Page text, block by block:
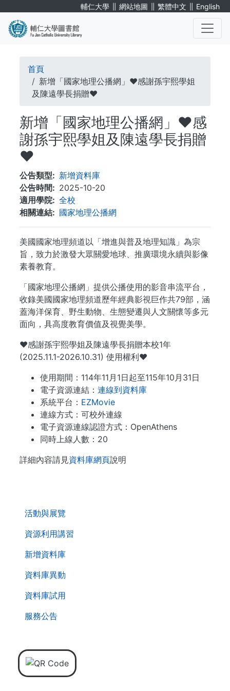
輔仁大學 ∥ 網站地圖 ∥ 繁體中文 ∥ English
活動與展覽
資源利用講習
新增資料庫
資料庫異動
資料庫試用
服務公告
導
航
結
首頁
新增「國家地理公播網」❤️感謝孫宇熙學姐
及陳遠學長捐贈❤️
新增「國家地理公播網」❤️感
謝孫宇熙學姐及陳遠學長捐贈
❤️
公告類型
新增資料庫
公告時間
2025-10-20
適用學院
全校
相關連結
國家地理公播網
美國國家地理頻道以「增進與普及地理知識」為宗
旨，致力於激發大眾關愛地球、推廣環境永續與影像
素養教育。
「國家地理公播網」提供公播使用的影音串流平台，
收錄美國國家地理頻道歷年經典影視巨作共79部，涵
蓋海洋保育、野生動物、生態變遷與人文關懷等多元
面向，具高度教育價值及視覺美學。
❤️感謝孫宇熙學姐及陳遠學長捐贈本校1年
(2025.11.1-2026.10.31) 使用權利❤️
使用期間：114年11月1日起至115年10月31日
電子資源連結： 連線到資料庫
系統平台： EZMovie
連線方式：可校外連線
電子資源連線認證方式：OpenAthens
同時上線人數：20
詳細內容請見資料庫網頁說明